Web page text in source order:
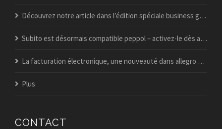
Découvrez notre article dans l’édition spéciale business guide du vif !
Subito est désormais compatible peppol – activez-le dès aujourd’hui
La facturation électronique, une nouveauté dans allegro popsy ?
Plus
CONTACT